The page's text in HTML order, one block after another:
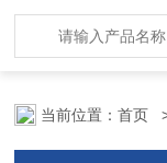
当前位置：首页